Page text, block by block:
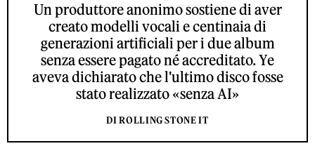
Un produttore anonimo sostiene di aver
creato modelli vocali e centinaia di
generazioni artificiali per i due album
senza essere pagato né accreditato. Ye
aveva dichiarato che l'ultimo disco fosse
stato realizzato «senza AI»
DI ROLLING STONE IT